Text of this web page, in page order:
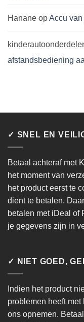
Hanane opAccu
afstandsbediening
✓ SNEL EN
Betaal achteraf met
het moment van
het product eerst te
dient te betalen.
betalen met iDeal of
je gegevens zijn in
✓ NIET GOED,
Indien het product
problemen heeft
ons opnemen.